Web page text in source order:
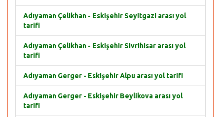
Adıyaman Çelikhan - Eskişehir Seyitgazi arası yol
tarifi
Adıyaman Çelikhan - Eskişehir Sivrihisar arası yol
tarifi
Adıyaman Gerger - Eskişehir Alpu arası yol tarifi
Adıyaman Gerger - Eskişehir Beylikova arası yol
tarifi